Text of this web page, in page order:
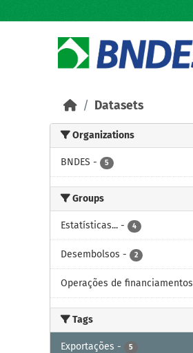
Datasets
Organizations
BNDES - 5
Groups
Estatísticas... - 4
Desembolsos - 2
Operações de financiamentos
Tags
Exportações - 5